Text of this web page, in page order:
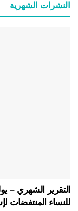
النشرات الشهریة
للنساء المنتفضات